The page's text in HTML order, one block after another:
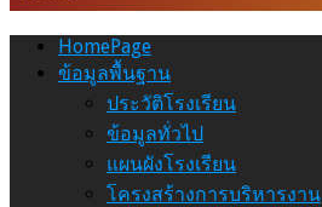
HomePage
ข้อมูลพื้นฐาน
ประวัติโรงเรียน
ข้อมูลทั่วไป
แผนผังโรงเรียน
โครงสร้างการบริหารงาน